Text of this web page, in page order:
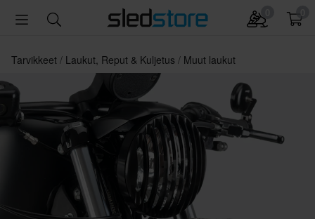
Tarvikkeet Laukut, Reput & Kuljetus Muut laukut